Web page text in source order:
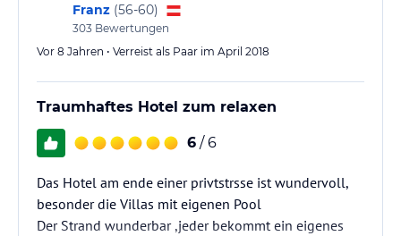
Franz (56-60)
303 Bewertungen
Vor 8 Jahren • Verreist als Paar im April 2018
Traumhaftes Hotel zum relaxen
6 / 6
Das Hotel am ende einer privtstrsse ist wundervoll,
besonder die Villas mit eigenen Pool
Der Strand wunderbar ,jeder bekommt ein eigenes